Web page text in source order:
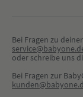
Bei Fragen zu
oder schreibe uns
Bei Fragen zur